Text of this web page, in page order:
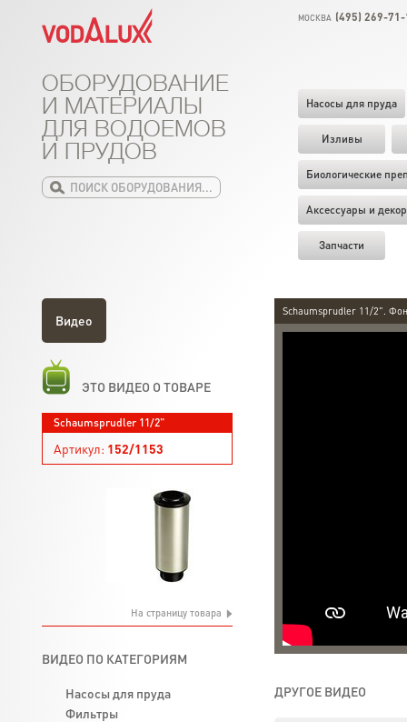
МОСКВА (495) 269-
Насосы для пруда
Изливы
Биологические
Аксессуары и декор
Запчасти
ОБОРУДОВАНИЕ
И МАТЕРИАЛЫ
ДЛЯ ВОДОЕМОВ
И ПРУДОВ
Schaumsprudler 11/2".
ДРУГОЕ ВИДЕО
Видео
ЭТО ВИДЕО О ТОВАРЕ
Schaumsprudler 11/2"
Артикул: 152/1153
На страницу товара
ВИДЕО ПО КАТЕГОРИЯМ
Насосы для пруда
Фильтры